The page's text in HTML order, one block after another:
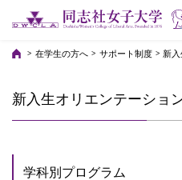
在学生の方へ サポート制度 新
新入生オリエンテーショ
学科別プログラム